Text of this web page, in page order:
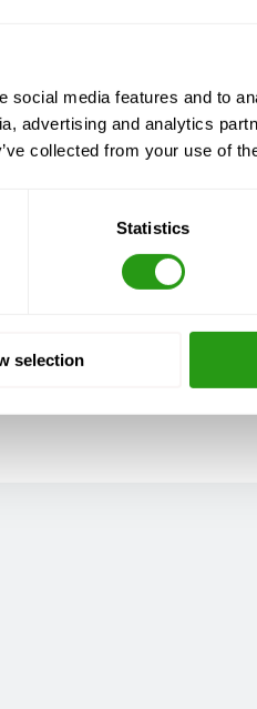
media features and to
advertising and analytics
collected from your use of
Statistics
selection
sobre OPITO BOSIET